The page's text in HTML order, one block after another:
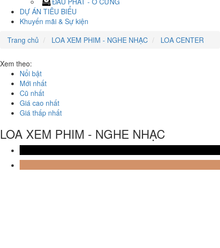
DỰ ÁN TIÊU BIỂU
Khuyến mãi & Sự kiện
Trang chủ
LOA XEM PHIM - NGHE NHẠC LOA CENTER
Xem theo:
Nổi bật
Mới nhất
Cũ nhất
Giá cao nhất
Giá thấp nhất
LOA XEM PHIM - NGHE NHẠC